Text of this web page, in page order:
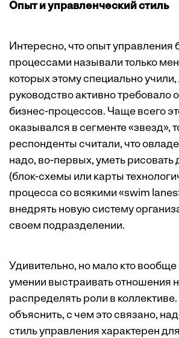
Опыт и управленческий стиль
Интересно, что опыт управления
процессами называли только
которых этому специально учили,
руководство активно требовало
бизнес-процессов. Чаще всего
оказывался в сегменте «звезд»,
респонденты считали, что
надо, во-первых, уметь
(блок-схемы или карты
процесса со всякими «swim
внедрять новую систему
своем подразделении.
Удивительно, но мало кто
умении выстраивать отношения
распределять роли в
объяснить, с чем это связано,
стиль управления характерен